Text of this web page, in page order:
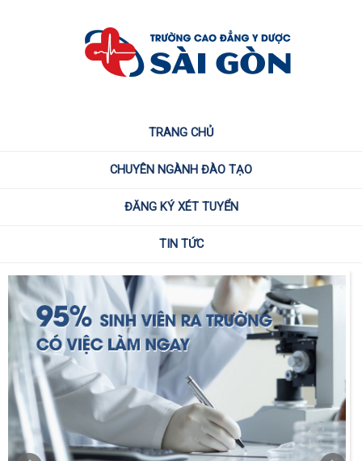
TRANG CHỦ
CHUYÊN NGÀNH ĐÀO TẠO
ĐĂNG KÝ XÉT TUYỂN
TIN TỨC